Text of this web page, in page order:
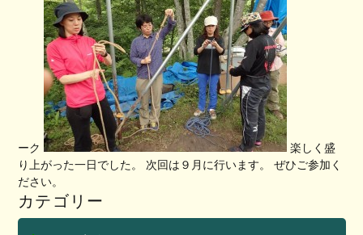
ーク
楽しく盛
り上がった一日でした。 次回は９月に行います。 ぜひご参加く
ださい。
カテゴリー